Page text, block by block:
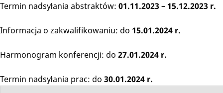
Termin nadsyłania abstraktów: 01.11.2023 – 15.12.2023 r.
Informacja o zakwalifikowaniu: do 15.01.2024 r.
Harmonogram konferencji: do 27.01.2024 r.
Termin nadsyłania prac: do 30.01.2024 r.